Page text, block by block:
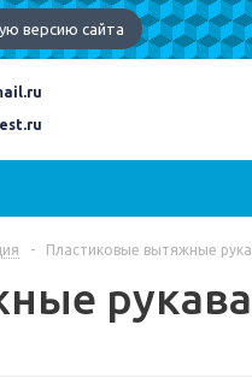
версию сайта
- Пластиковые вытяжные
рукава